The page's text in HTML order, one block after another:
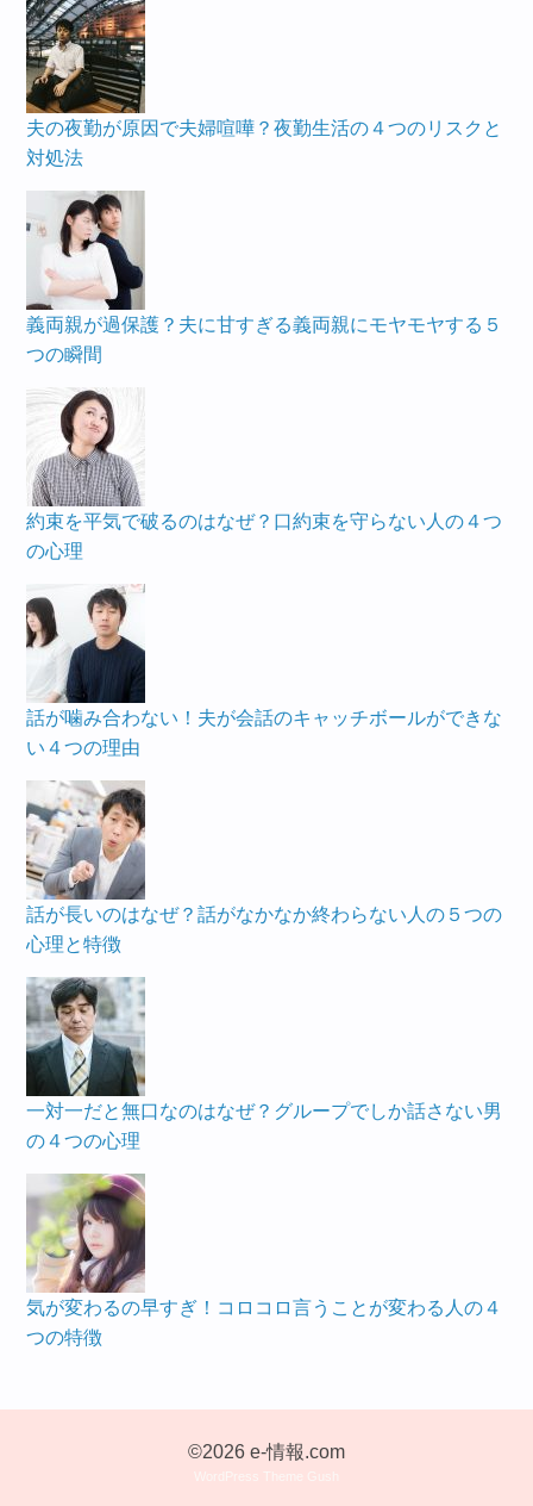
夫の夜勤が原因で夫婦喧嘩？夜勤生活の４つのリスクと
対処法
義両親が過保護？夫に甘すぎる義両親にモヤモヤする５
つの瞬間
約束を平気で破るのはなぜ？口約束を守らない人の４つ
の心理
話が噛み合わない！夫が会話のキャッチボールができな
い４つの理由
話が長いのはなぜ？話がなかなか終わらない人の５つの
心理と特徴
一対一だと無口なのはなぜ？グループでしか話さない男
の４つの心理
気が変わるの早すぎ！コロコロ言うことが変わる人の４
つの特徴
©2026 e-情報.com